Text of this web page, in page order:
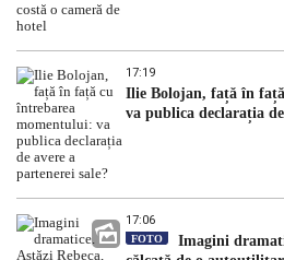
17:19
Ilie Bolojan, față în
va publica declarația
17:06
FOTO
Imagini